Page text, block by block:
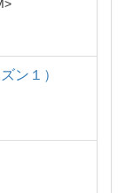
ン１）